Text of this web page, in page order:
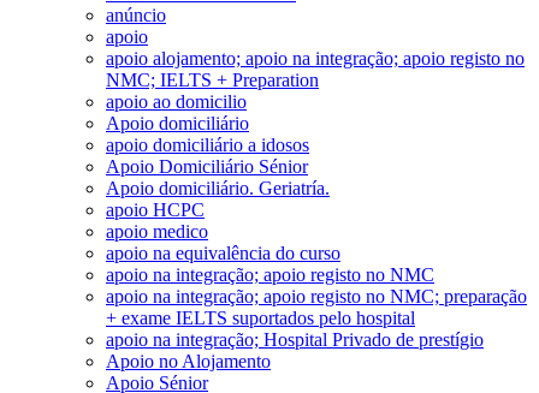
anúncio
apoio
apoio alojamento; apoio na integração; apoio registo no
NMC; IELTS + Preparation
apoio ao domicilio
Apoio domiciliário
apoio domiciliário a idosos
Apoio Domiciliário Sénior
Apoio domiciliário. Geriatría.
apoio HCPC
apoio medico
apoio na equivalência do curso
apoio na integração; apoio registo no NMC
apoio na integração; apoio registo no NMC; preparação
+ exame IELTS suportados pelo hospital
apoio na integração; Hospital Privado de prestígio
Apoio no Alojamento
Apoio Sénior